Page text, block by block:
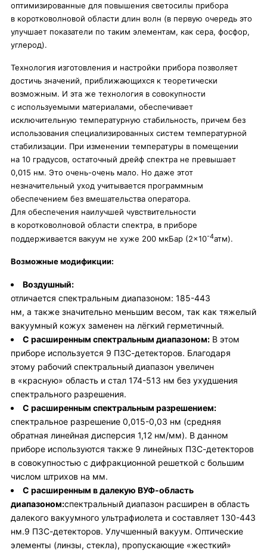
оптимизированные для повышения светосилы прибора
в коротковолновой области длин волн (в первую очередь это
улучшает показатели по таким элементам, как сера, фосфор,
углерод).
Технология изготовления и настройки прибора позволяет
достичь значений, приближающихся к теоретически
возможным. И эта же технология в совокупности
с используемыми материалами, обеспечивает
исключительную температурную стабильность, причем без
использования специализированных систем температурной
стабилизации. При изменении температуры в помещении
на 10 градусов, остаточный дрейф спектра не превышает
0,015 нм. Это очень-очень мало. Но даже этот
незначительный уход учитывается программным
обеспечением без вмешательства оператора.
Для обеспечения наилучшей чувствительности
в коротковолновой области спектра, в приборе
поддерживается вакуум не хуже 200 мкБар (2×10-4атм).
Возможные модификции:
Воздушный:
отличается спектральным диапазоном: 185-443
нм, а также значительно меньшим весом, так как тяжелый
вакуумный кожух заменен на лёгкий герметичный.
С расширенным спектральным диапазоном: В этом
приборе используется 9 ПЗС-детекторов. Благодаря
этому рабочий спектральный диапазон увеличен
в «красную» область и стал 174-513 нм без ухудшения
спектрального разрешения.
С расширенным спектральным разрешением:
спектральное разрешение 0,015-0,03 нм (средняя
обратная линейная дисперсия 1,12 нм/мм). В данном
приборе используются также 9 линейных ПЗС-детекторов
в совокупностью с дифракционной решеткой с большим
числом штрихов на мм.
С расширенным в далекую ВУФ-область
диапазоном:спектральный диапазон расширен в область
далекого вакуумного ультрафиолета и составляет 130-443
нм.9 ПЗС-детекторов. Улучшенный вакуум. Оптические
элементы (линзы, стекла), пропускающие «жесткий»